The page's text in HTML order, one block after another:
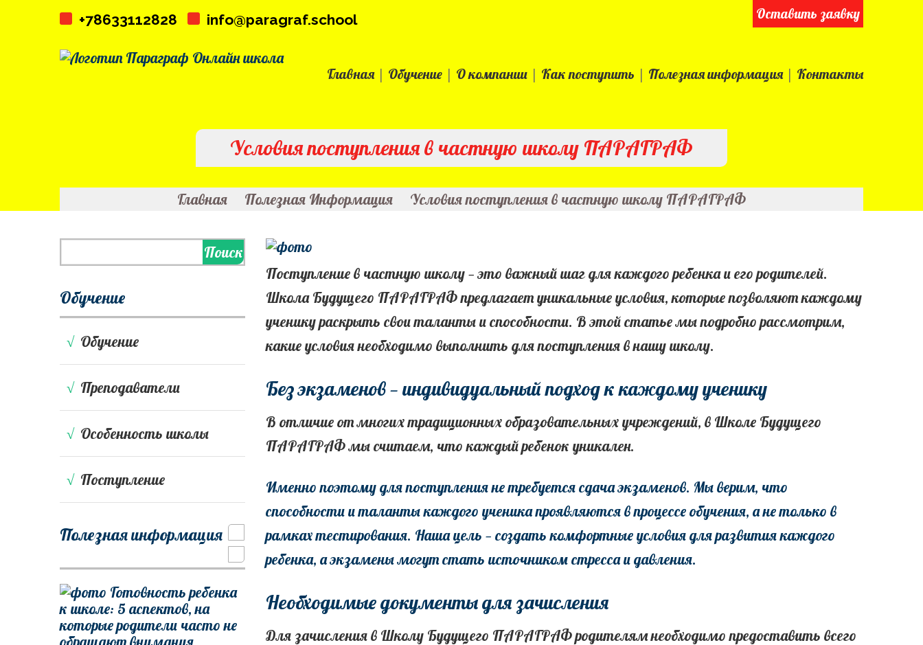
+78633112828 info@paragraf.school Оставить заявку
Главная Обучение О компании Как поступить Полезная информация Контакты
Условия поступления в частную школу ПАРАГРАФ
Главная Полезная Информация Условия поступления в частную школу ПАРАГРАФ
Обучение
Обучение
Преподаватели
Особенность школы
Поступление
Полезная информация
Поступление в частную школу — это важный шаг для каждого ребенка и его родителей.
Школа Будущего ПАРАГРАФ предлагает уникальные условия, которые позволяют каждому
ученику раскрыть свои таланты и способности. В этой статье мы подробно рассмотрим,
какие условия необходимо выполнить для поступления в нашу школу.
Без экзаменов — индивидуальный подход к каждому ученику
В отличие от многих традиционных образовательных учреждений, в Школе Будущего
ПАРАГРАФ мы считаем, что каждый ребенок уникален.
Именно поэтому для поступления не требуется сдача экзаменов. Мы верим, что
способности и таланты каждого ученика проявляются в процессе обучения, а не только в
рамках тестирования. Наша цель — создать комфортные условия для развития каждого
ребенка, а экзамены могут стать источником стресса и давления.
Необходимые документы для зачисления
Для зачисления в Школу Будущего ПАРАГРАФ родителям необходимо предоставить всего